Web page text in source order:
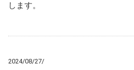
します。
2024/08/27/